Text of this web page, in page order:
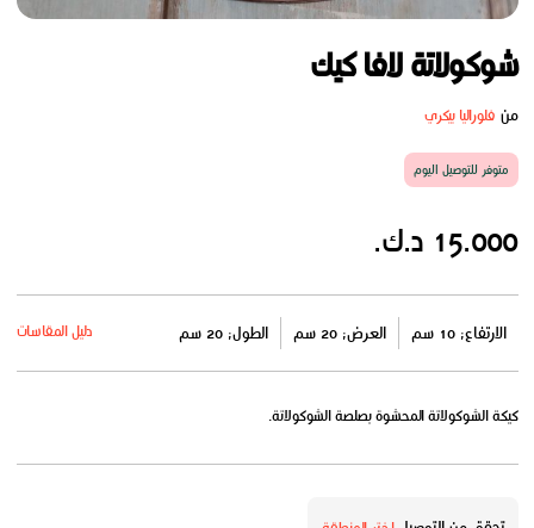
شوكولاتة لافا كيك
من فلوراليا بيكري
متوفر للتوصيل اليوم
15.000 د.ك.
الارتفاع: 10 سم العرض: 20 سم الطول: 20 سم دليل المقاسات
كيكة الشوكولاتة المحشوة بصلصة الشوكولاتة.